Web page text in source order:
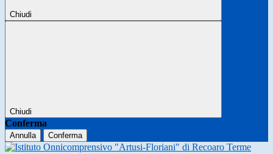
Chiudi
Chiudi
Conferma
Annulla Conferma